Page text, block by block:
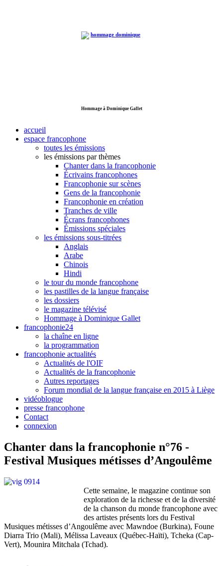
Hommage à Dominique Gallet
accueil
espace francophone
toutes les émissions
les émissions par thèmes
Chanter dans la francophonie
Écrivains francophones
Francophonie sur scènes
Gens de la francophonie
Francophonie en création
Tranches de ville
Écrans francophones
Émissions spéciales
les émissions sous-titrées
Anglais
Arabe
Chinois
Hindi
le tour du monde francophone
les pastilles de la langue française
les dossiers
le magazine télévisé
Hommage à Dominique Gallet
francophonie24
la chaîne en ligne
la programmation
francophonie actualités
Actualités de l'OIF
Actualités de la francophonie
Autres reportages
Forum mondial de la langue française en 2015 à Liège
vidéoblogue
presse francophone
Contact
connexion
Chanter dans la francophonie n°76 -
Festival Musiques métisses d’Angoulême
Cette semaine, le magazine continue son
exploration de la richesse et de la diversité
de la chanson du monde francophone avec
des artistes présents lors du Festival
Musiques métisses d’Angoulême avec Mawndoe (Burkina), Foune
Diarra Trio (Mali), Mélissa Laveaux (Québec-Haïti), Tcheka (Cap-
Vert), Mounira Mitchala (Tchad).